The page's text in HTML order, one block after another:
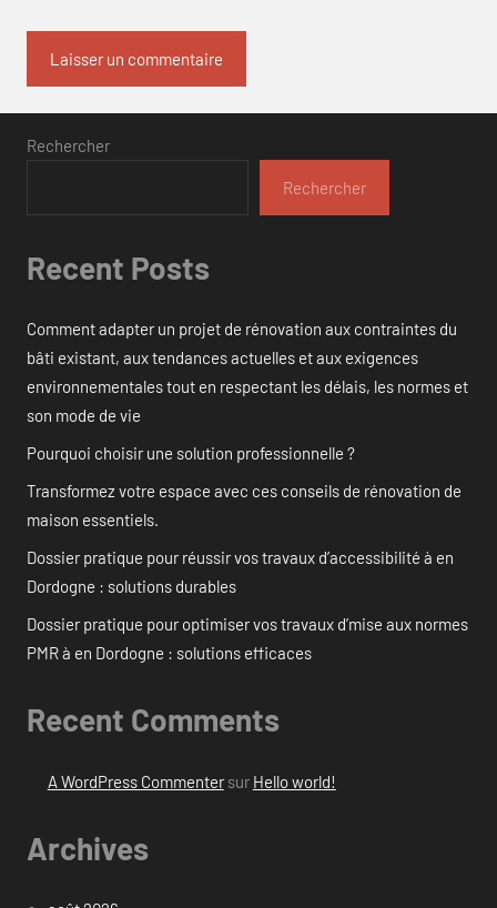
Rechercher
Rechercher
Recent Posts
Comment adapter un projet de rénovation aux contraintes du
bâti existant, aux tendances actuelles et aux exigences
environnementales tout en respectant les délais, les normes et
son mode de vie
Pourquoi choisir une solution professionnelle ?
Transformez votre espace avec ces conseils de rénovation de
maison essentiels.
Dossier pratique pour réussir vos travaux d’accessibilité à en
Dordogne : solutions durables
Dossier pratique pour optimiser vos travaux d’mise aux normes
PMR à en Dordogne : solutions efficaces
Recent Comments
A WordPress Commentersur Hello world!
Archives